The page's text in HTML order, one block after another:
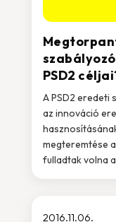
PSD2
A PSD2 eredeti
az innováció
megteremtése
fulladtak volna a
2016.11.06.